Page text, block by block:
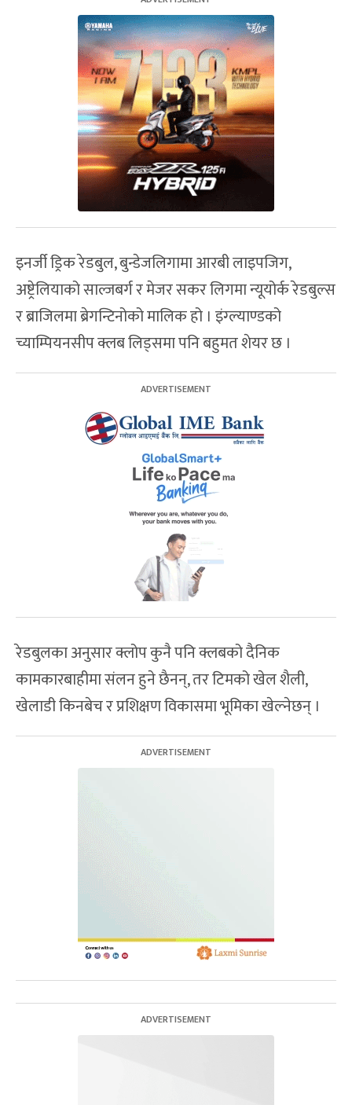
इनर्जी ड्रिक रेडबुल, बुन्डेजलिगामा आरबी लाइपजिग,
अष्ट्रेलियाको साल्जबर्ग र मेजर सकर लिगमा न्यूयोर्क रेडबुल्स
र ब्राजिलमा ब्रेगन्टिनोको मालिक हो । इंग्ल्याण्डको
च्याम्पियनसीप क्लब लिड्समा पनि बहुमत शेयर छ ।
रेडबुलका अनुसार क्लोप कुनै पनि क्लबको दैनिक
कामकारबाहीमा संलन हुने छैनन्, तर टिमको खेल शैली,
खेलाडी किनबेच र प्रशिक्षण विकासमा भूमिका खेल्नेछन् ।